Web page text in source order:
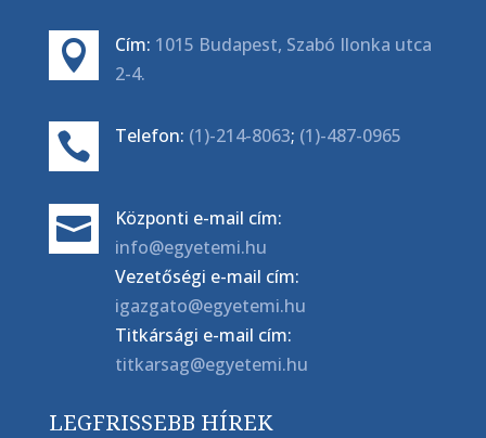
 Cím: 1015 Budapest, Szabó Ilonka utca
2-4.
 Telefon: (1)-214-8063; (1)-487-0965

Központi e-mail cím:
info@egyetemi.hu
Vezetőségi e-mail cím:
igazgato@egyetemi.hu
Titkársági e-mail cím:
titkarsag@egyetemi.hu
LEGFRISSEBB HÍREK